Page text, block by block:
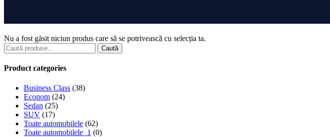
Nu a fost găsit niciun produs care să se potrivească cu selecția ta.
Caută
după:
Caută
Product categories
Business Class (38)
Econom (24)
Sedan (25)
SUV (17)
Toate automobilele (62)
Toate automobilele_1 (0)